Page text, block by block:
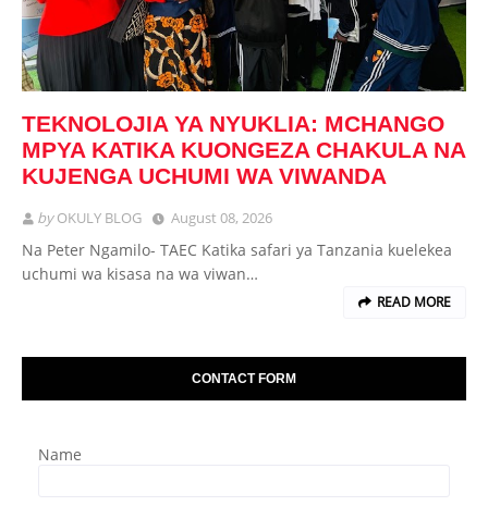
TEKNOLOJIA YA NYUKLIA: MCHANGO
MPYA KATIKA KUONGEZA CHAKULA NA
KUJENGA UCHUMI WA VIWANDA
byOKULY BLOG August 08, 2026
Na Peter Ngamilo- TAEC Katika safari ya Tanzania kuelekea
uchumi wa kisasa na wa viwan…
READ MORE
CONTACT FORM
Name